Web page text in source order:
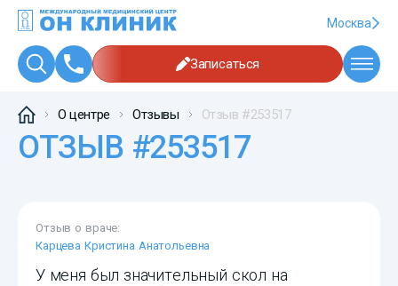
Москва
Записаться
О центре Отзывы Отзыв #253517
ОТЗЫВ #253517
Отзыв о враче:
Карцева Кристина Анатольевна
У меня был значительный скол на